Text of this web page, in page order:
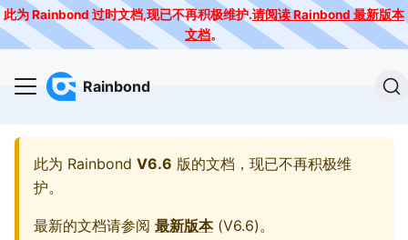
此为 Rainbond 过时文档,现已不再积极维护.请阅读 Rainbond 最新版本
文档。
Rainbond
此为 Rainbond V6.6 版的文档，现已不再积极维
护。
最新的文档请参阅 最新版本(V6.6)。